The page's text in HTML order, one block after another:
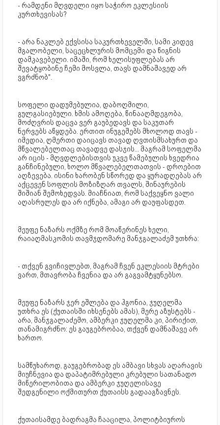
- რამდენი მღვდელი იყო საჭირო ეკლესიის
კურთხევისას?
- არა ნაკლებ ექვსისა საკურთხეველში, სამი კიდევ
მგალობელი, საცეცხლურის მომცემი და წიგნის
დამკავებელი. იმაში, რომ ხელისუფლებას არ
შევატყობინე ჩემი მოსვლა, თავს დამნაშავედ არ
ვგრძნობ".
სოფელი დადუმებულია, დაბოღმილი,
გულგასიებული. ხმის ამოღება, წინააღმდეგობა,
მოძღვრის დაცვა ვერ გაუბედავს და საკუთარ
ნერვებს აწყდება. ერთით ინუგეშებს მხოლოდ თავს -
იმედია, ღმერთი დაიცავს თავად ღვთისმსახურთ და
მწვალებელთაც თავადვე დასჯის... მაგრამ სოფელმა
არ იცის - მღვდლებისთვის უკვე წამებულის ხვედრია
განჩინებული, ხოლო მწვალებელთათვის - დროებით
აღზევება. ისინი ხარობენ სწორედ და ყურადღებას არ
აქცევენ სოფლის მოზიზღარ თვალს, შინაურების
შიშიან შემოხედვას. მიაჩნიათ, რომ საქვეყნო ვალი
აღასრულეს და არ იქნება, ამაგი არ დაუფასდეთ.
მეუფე ნაზარს ოქმზე რომ მოაწერინეს ხელი,
რაიაღმასკომის თავმჯდომარე მანჯგალაძემ უთხრა:
- თქვენ გვიჩივლებთ, მაგრამ ჩვენ ეკლესიის მტრები
ვართ, მთავრობა ჩვენია და არ გაგვამტყუნებსო.
მეუფე ნაზარს ჯერ ეშლება და ჰგონია, ჯუღელმა
უთხრა ეს (ქუთაისში იხსენებს ამას), მერე აზუსტებს -
არა, მანჯგალაძემო, ამბერკი ჯუღელმა კი, პირიქით,
თანამიგრძნო: ეს გაუგებრობაა, თქვენ დამნაშავე არ
ხართო.
სამწუხაროდ, გაუგებრობად ეს ამბავი სხვას აღარავის
მიუჩნევია და დაპატიმრებული კრებული სათანადო
მიწერილობითა და ამბერკი ჯუღელისავე
შედგენილი ოქმითურთ ქუთაისს გადააგზავნეს.
ქუთაისამდე ბადრაგმა ჩააცილა, პოლიტბიუროს